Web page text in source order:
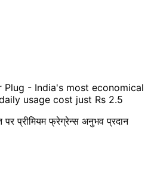
पर प्रीमियम फ्रेग्रेन्स अनुभव प्रदान